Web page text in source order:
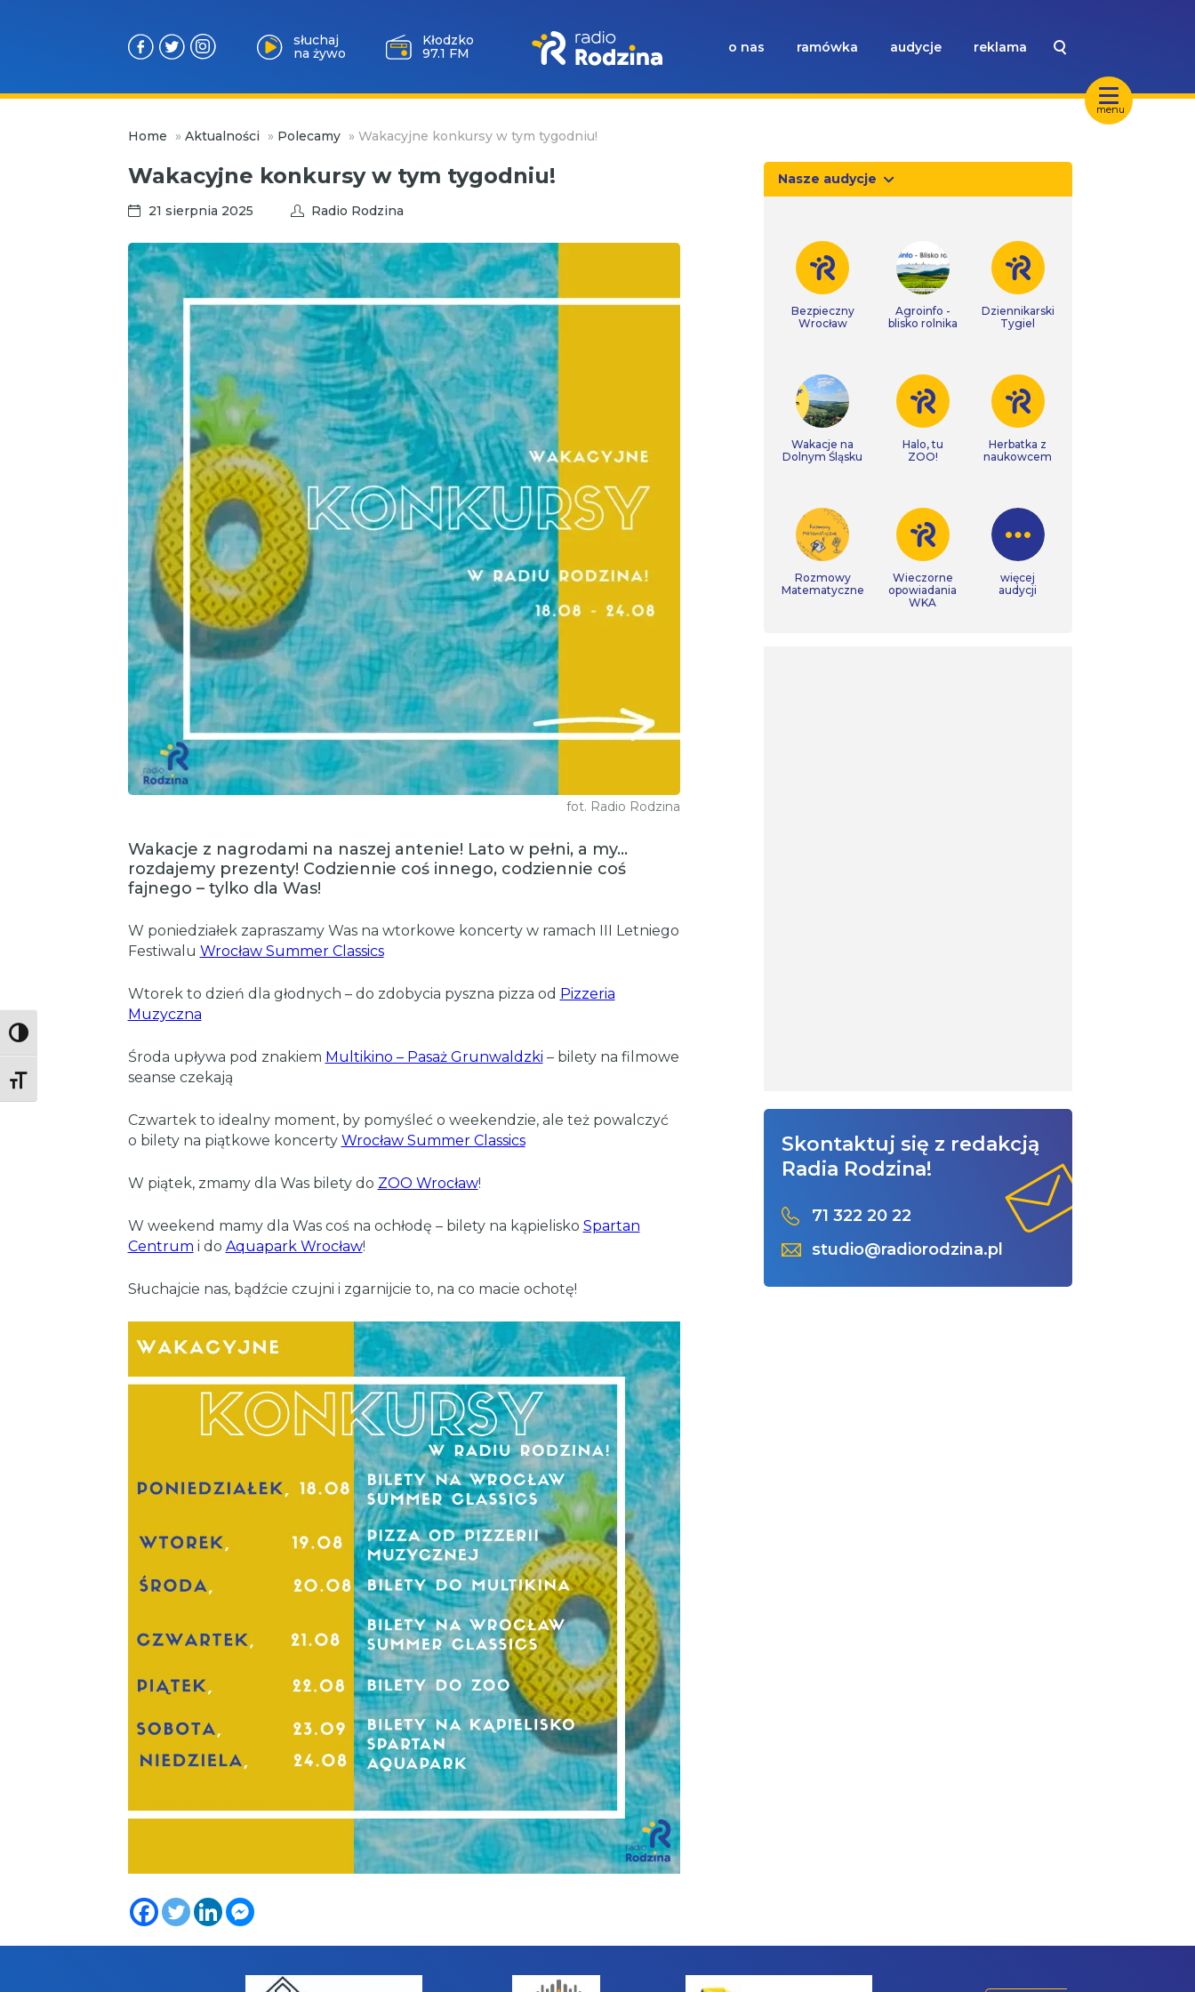
Toggle High Contrast
Toggle Font size
menu
słuchaj
na żywo
Wołów
99.6 FM
o nas ramówka audycje reklama
Home » Aktualności » Polecamy » Wakacyjne konkursy w tym tygodniu!
Wakacyjne konkursy w tym tygodniu!
21 sierpnia 2025 Radio Rodzina
fot. Radio Rodzina
Wakacje z nagrodami na naszej antenie! Lato w pełni, a my…
rozdajemy prezenty! Codziennie coś innego, codziennie coś
fajnego – tylko dla Was!
W poniedziałek zapraszamy Was na wtorkowe koncerty w ramach III Letniego
Festiwalu Wrocław Summer Classics
Wtorek to dzień dla głodnych – do zdobycia pyszna pizza od Pizzeria
Muzyczna
Środa upływa pod znakiem Multikino – Pasaż Grunwaldzki – bilety na filmowe
seanse czekają
Czwartek to idealny moment, by pomyśleć o weekendzie, ale też powalczyć
o bilety na piątkowe koncerty Wrocław Summer Classics
W piątek, zmamy dla Was bilety do ZOO Wrocław!
W weekend mamy dla Was coś na ochłodę – bilety na kąpielisko Spartan
Centrum i do Aquapark Wrocław!
Słuchajcie nas, bądźcie czujni i zgarnijcie to, na co macie ochotę!
Nasze audycje
Bezpieczny
Wrocław
Agroinfo -
blisko rolnika
Dziennikarski
Tygiel
Wakacje na
Dolnym Śląsku
Halo, tu
ZOO!
Herbatka z
naukowcem
Rozmowy
Matematyczne
Wieczorne
opowiadania
WKA
więcej
audycji
Skontaktuj się z redakcją
Radia Rodzina!
71 322 20 22
studio@radiorodzina.pl